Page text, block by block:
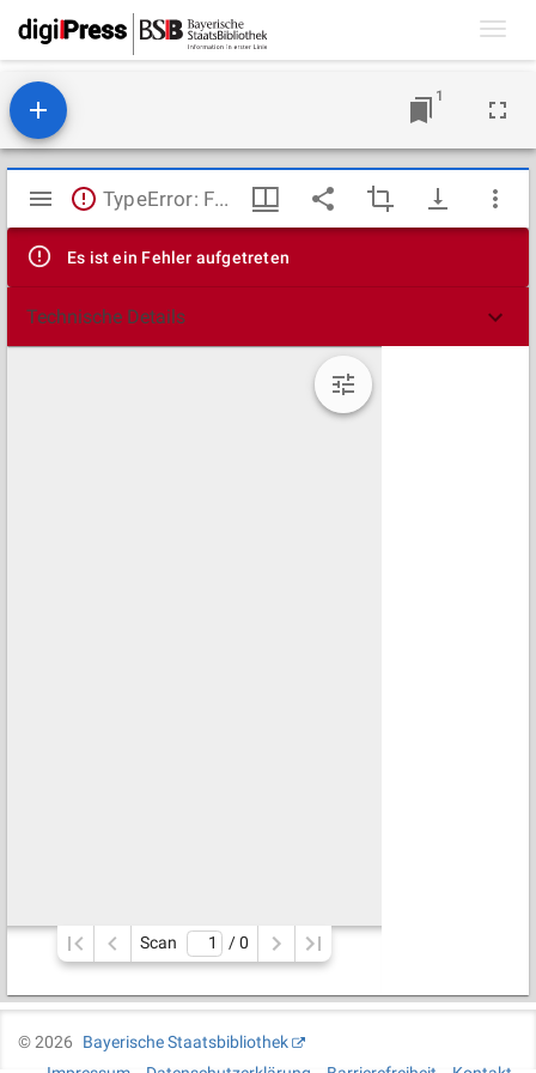
1
Mirador
Viewer
TypeError: Failed to fetch
Es ist ein Fehler aufgetreten
Technische Details
Scan / 0
©2026
Bayerische Staatsbibliothek